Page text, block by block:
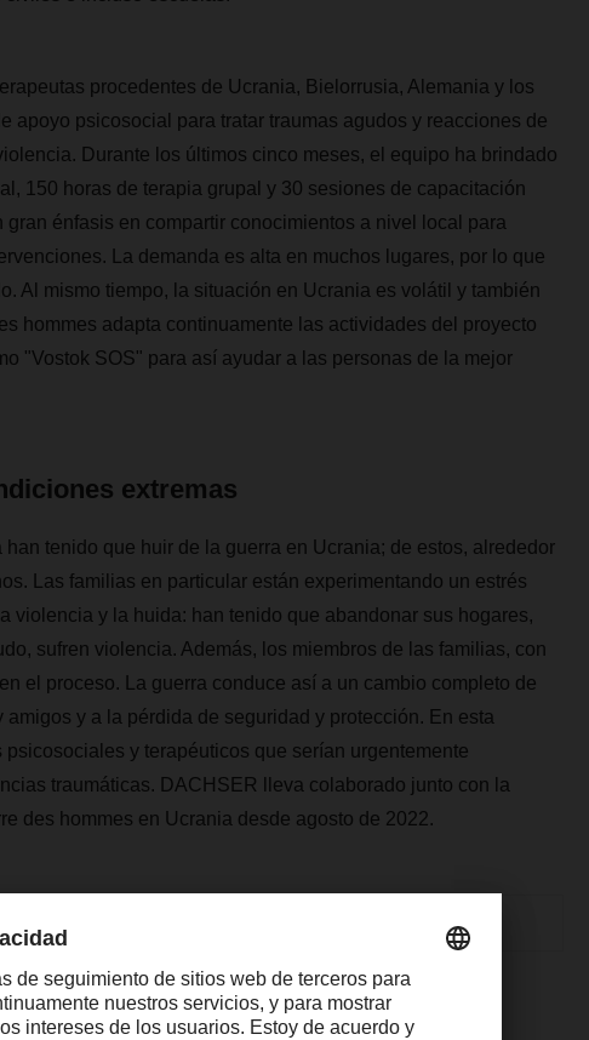
procedentes de Ucrania, Bielorrusia, Alemania y los
apoyo psicosocial para tratar traumas agudos y reacciones de
Durante los últimos cinco meses, el equipo ha brindado
150 horas de terapia grupal y 30 sesiones de capacitación
énfasis en compartir conocimientos a nivel local para
La demanda es alta en muchos lugares, por lo que
Al mismo tiempo, la situación en Ucrania es volátil y también
hommes adapta continuamente las actividades del proyecto
"Vostok SOS" para así ayudar a las personas de la mejor
extremas
tenido que huir de la guerra en Ucrania; de estos, alrededor
Las familias en particular están experimentando un estrés
violencia y la huida: han tenido que abandonar sus hogares,
sufren violencia. Además, los miembros de las familias, con
el proceso. La guerra conduce así a un cambio completo de
y a la pérdida de seguridad y protección. En esta
y terapéuticos que serían urgentemente
traumáticas. DACHSER lleva colaborado junto con la
des hommes en Ucrania desde agosto de 2022.